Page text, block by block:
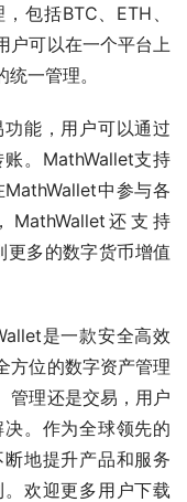
包括BTC、ETH、
户可以在一个平台上
一管理。
能，用户可以通过
。MathWallet支持
中参与各
还支持
多的数字货币增值
是一款安全高效
方位的数字资产管理
管理还是交易，用户
。作为全球领先的
地提升产品和服务
欢迎更多用户下载